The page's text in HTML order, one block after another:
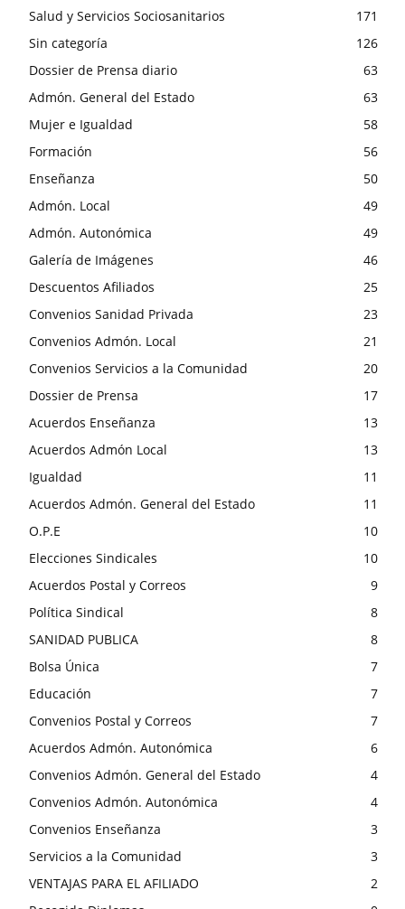
Salud y Servicios Sociosanitarios
171
Sin categoría
126
Dossier de Prensa diario
63
Admón. General del Estado
63
Mujer e Igualdad
58
Formación
56
Enseñanza
50
Admón. Local
49
Admón. Autonómica
49
Galería de Imágenes
46
Descuentos Afiliados
25
Convenios Sanidad Privada
23
Convenios Admón. Local
21
Convenios Servicios a la Comunidad
20
Dossier de Prensa
17
Acuerdos Enseñanza
13
Acuerdos Admón Local
13
Igualdad
11
Acuerdos Admón. General del Estado
11
O.P.E
10
Elecciones Sindicales
10
Acuerdos Postal y Correos
9
Política Sindical
8
SANIDAD PUBLICA
8
Bolsa Única
7
Educación
7
Convenios Postal y Correos
7
Acuerdos Admón. Autonómica
6
Convenios Admón. General del Estado
4
Convenios Admón. Autonómica
4
Convenios Enseñanza
3
Servicios a la Comunidad
3
VENTAJAS PARA EL AFILIADO
2